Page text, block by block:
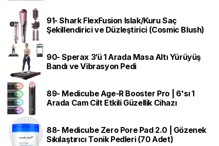
91- Shark FlexFusion Islak/Kuru Saç
Şekillendirici ve Düzleştirici (Cosmic Blush)
90- Sperax 3’ü 1 Arada Masa Altı Yürüyüş
Bandı ve Vibrasyon Pedi
89- Medicube Age-R Booster Pro | 6'sı 1
Arada Cam Cilt Etkili Güzellik Cihazı
88- Medicube Zero Pore Pad 2.0 | Gözenek
Sıkılaştırıcı Tonik Pedleri (70 Adet)